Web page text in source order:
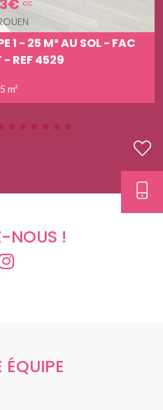
cc
1 - 25 M² AU SOL - FAC
- REF 4529
m²
NOUS !
ÉQUIPE